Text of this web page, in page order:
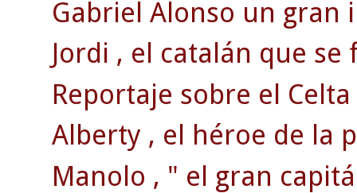
Gabriel Alonso un gran
Jordi , el catalán que se
Reportaje sobre el
Alberty , el héroe de la
Manolo , " el gran